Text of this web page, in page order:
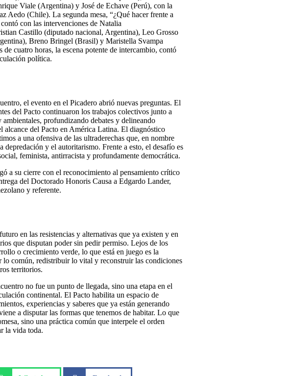
Viale (Argentina) y José de Echave (Perú), con la
Aedo (Chile). La segunda mesa, “¿Qué hacer frente a
con las intervenciones de Natalia
Castillo (diputado nacional, Argentina), Leo Grosso
Breno Bringel (Brasil) y Maristella Svampa
cuatro horas, la escena potente de intercambio, contó
política.
el evento en el Picadero abrió nuevas preguntas. El
del Pacto continuaron los trabajos colectivos junto a
ambientales, profundizando debates y delineando
alcance del Pacto en América Latina. El diagnóstico
a una ofensiva de las ultraderechas que, en nombre
depredación y el autoritarismo. Frente a esto, el desafío es
feminista, antirracista y profundamente democrática.
a su cierre con el reconocimiento al pensamiento crítico
del Doctorado Honoris Causa a Edgardo Lander,
y referente.
en las resistencias y alternativas que ya existen y en
que disputan poder sin pedir permiso. Lejos de los
o crecimiento verde, lo que está en juego es la
lo común, redistribuir lo vital y reconstruir las condiciones
territorios.
no fue un punto de llegada, sino una etapa en el
continental. El Pacto habilita un espacio de
experiencias y saberes que ya están generando
a disputar las formas que tenemos de habitar. Lo que
sino una práctica común que interpele el orden
la vida toda.